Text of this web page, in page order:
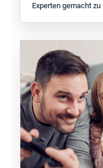
Experten gemacht